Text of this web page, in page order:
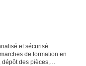
et sécurisé
de formation en
des pièces,